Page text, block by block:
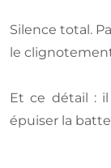
Silence total.
le
Et ce détail :
épuiser la